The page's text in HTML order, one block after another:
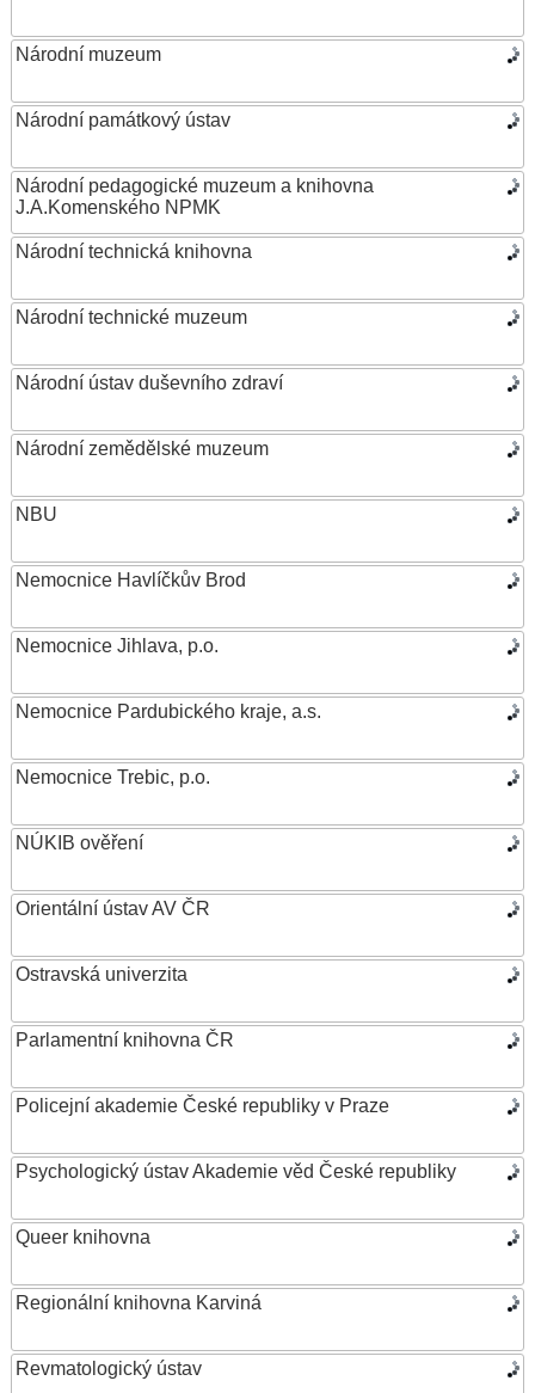
Národní muzeum
Národní památkový ústav
Národní pedagogické muzeum a knihovna
J.A.Komenského NPMK
Národní technická knihovna
Národní technické muzeum
Národní ústav duševního zdraví
Národní zemědělské muzeum
NBU
Nemocnice Havlíčkův Brod
Nemocnice Jihlava, p.o.
Nemocnice Pardubického kraje, a.s.
Nemocnice Trebic, p.o.
NÚKIB ověření
Orientální ústav AV ČR
Ostravská univerzita
Parlamentní knihovna ČR
Policejní akademie České republiky v Praze
Psychologický ústav Akademie věd České republiky
Queer knihovna
Regionální knihovna Karviná
Revmatologický ústav